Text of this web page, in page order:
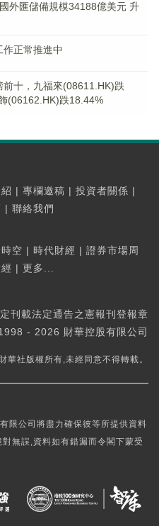
外匯儲備規模34188億美元 升
正常推進中
前十，九福來(08611.HK)跌
(06162.HK)跌18.44%
| 專欄邀稿 | 投資者關係 |
| 聯絡我們
空 | 時代財經 | 證券市場周
| 更多...
刊載法定通告之憲報刊登報章
- 2026 財華控股有限公司
華社版權所有,未經同意不得轉載。
限公司將盡力確保彼等所提供資料
無誤,資料如有錯漏而令閣下蒙受